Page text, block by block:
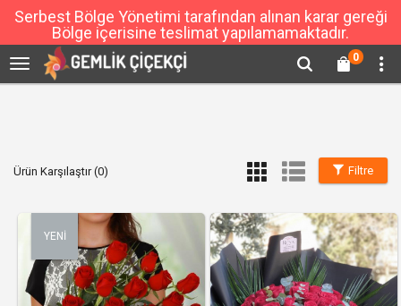
Serbest Bölge Yönetimi tarafından alınan karar gereği
Bölge içerisine teslimat yapılamamaktadır.
0
Filtre
Ürün Karşılaştır (0)
YENİ